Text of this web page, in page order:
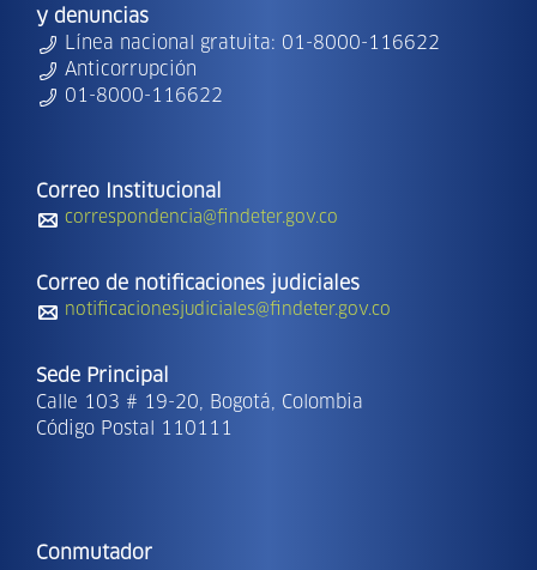
y denuncias
Línea nacional gratuita: 01-8000-116622
Anticorrupción
01-8000-116622
Correo Institucional
correspondencia@findeter.gov.co
Correo de notificaciones judiciales
notificacionesjudiciales@findeter.gov.co
Sede Principal
Calle 103 # 19-20, Bogotá, Colombia
Código Postal 110111
Conmutador